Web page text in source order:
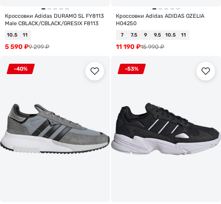
Кроссовки Adidas DURAMO SL FY8113
Male CBLACK/CBLACK/GRESIX F8113
10.5 11
9 299₽
5 590 ₽
Кроссовки Adidas ADIDAS OZELIA
H04250
7 7.5 9 9.5 10.5 11
15 990₽
11 190 ₽
-40% -53%